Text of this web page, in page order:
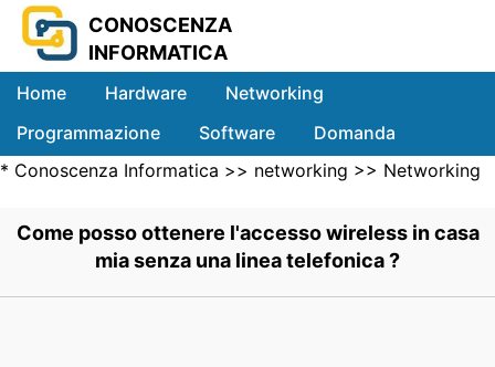
CONOSCENZA
INFORMATICA
Home Hardware
Networking
Programmazione
Software
Domanda
Sistemi
* Conoscenza Informatica >> networking >> Networking
Come posso ottenere l'accesso wireless in casa
mia senza una linea telefonica ?